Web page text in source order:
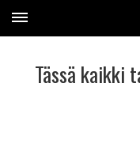
Tässä kaikki